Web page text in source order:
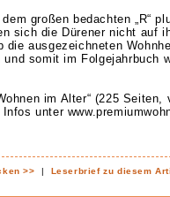
großen bedachten „R“
sich die Dürener nicht auf
ausgezeichneten
somit im Folgejahrbuch
im Alter“ (225
unter
>> | Leserbrief zu diesem